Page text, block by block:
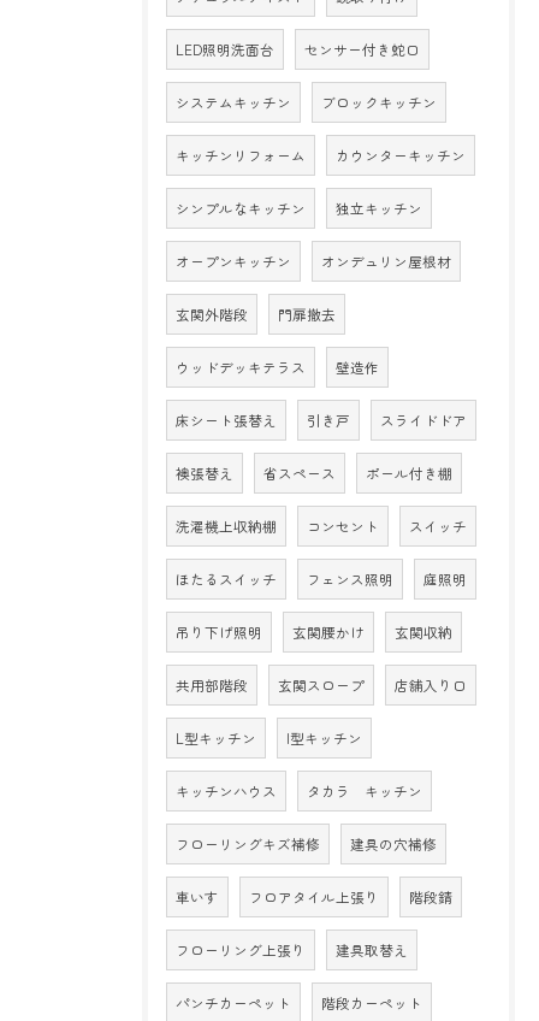
LED照明洗面台 センサー付き蛇口
システムキッチン ブロックキッチン
キッチンリフォーム カウンターキッチン
シンプルなキッチン 独立キッチン
オープンキッチン オンデュリン屋根材
玄関外階段 門扉撤去
ウッドデッキテラス 壁造作
床シート張替え 引き戸 スライドドア
襖張替え 省スペース ポール付き棚
洗濯機上収納棚 コンセント スイッチ
ほたるスイッチ フェンス照明 庭照明
吊り下げ照明 玄関腰かけ 玄関収納
共用部階段 玄関スロープ 店舗入り口
L型キッチン I型キッチン
キッチンハウス タカラ キッチン
フローリングキズ補修 建具の穴補修
車いす フロアタイル上張り 階段錆
フローリング上張り 建具取替え
パンチカーペット 階段カーペット